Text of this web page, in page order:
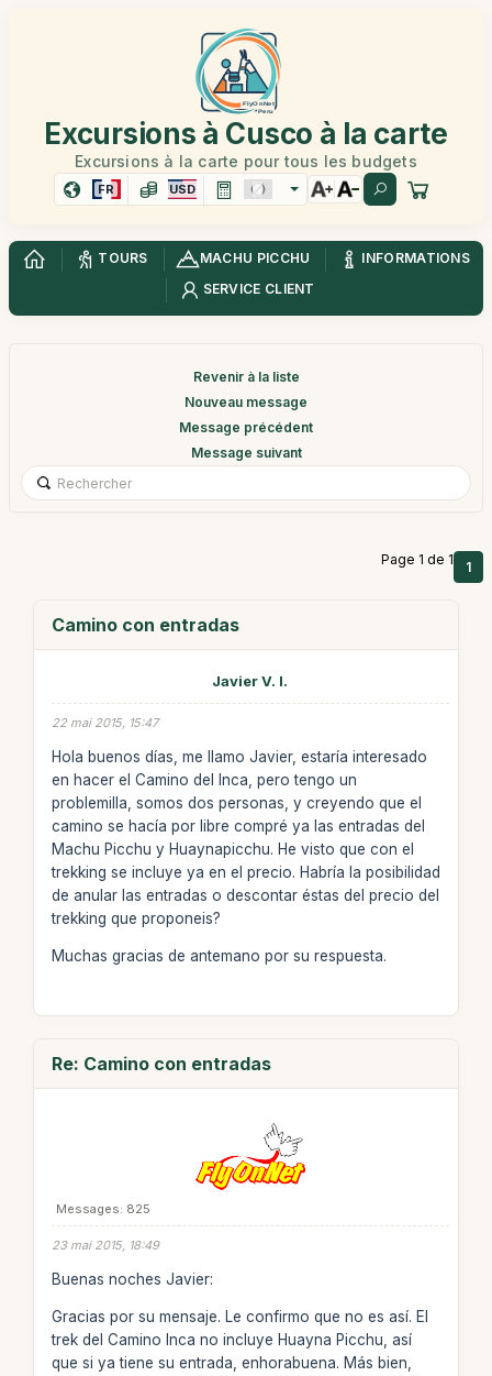
Excursions à Cusco à la carte
Excursions à la carte pour tous les budgets
FR USD
TOURS MACHU PICCHU
INFORMATIONS
SERVICE CLIENT
Revenir à la liste
Nouveau message
Message précédent
Message suivant
Page 1 de 1 1
Camino con entradas
Javier V. I.
22 mai 2015, 15:47
Hola buenos días, me llamo Javier, estaría interesado
en hacer el Camino del Inca, pero tengo un
problemilla, somos dos personas, y creyendo que el
camino se hacía por libre compré ya las entradas del
Machu Picchu y Huaynapicchu. He visto que con el
trekking se incluye ya en el precio. Habría la posibilidad
de anular las entradas o descontar éstas del precio del
trekking que proponeis?
Muchas gracias de antemano por su respuesta.
Re: Camino con entradas
Messages: 825
23 mai 2015, 18:49
Buenas noches Javier:
Gracias por su mensaje. Le confirmo que no es así. El
trek del Camino Inca no incluye Huayna Picchu, así
que si ya tiene su entrada, enhorabuena. Más bien,